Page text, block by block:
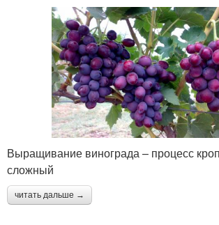
Выращивание винограда – процесс
сложный
читать дальше →